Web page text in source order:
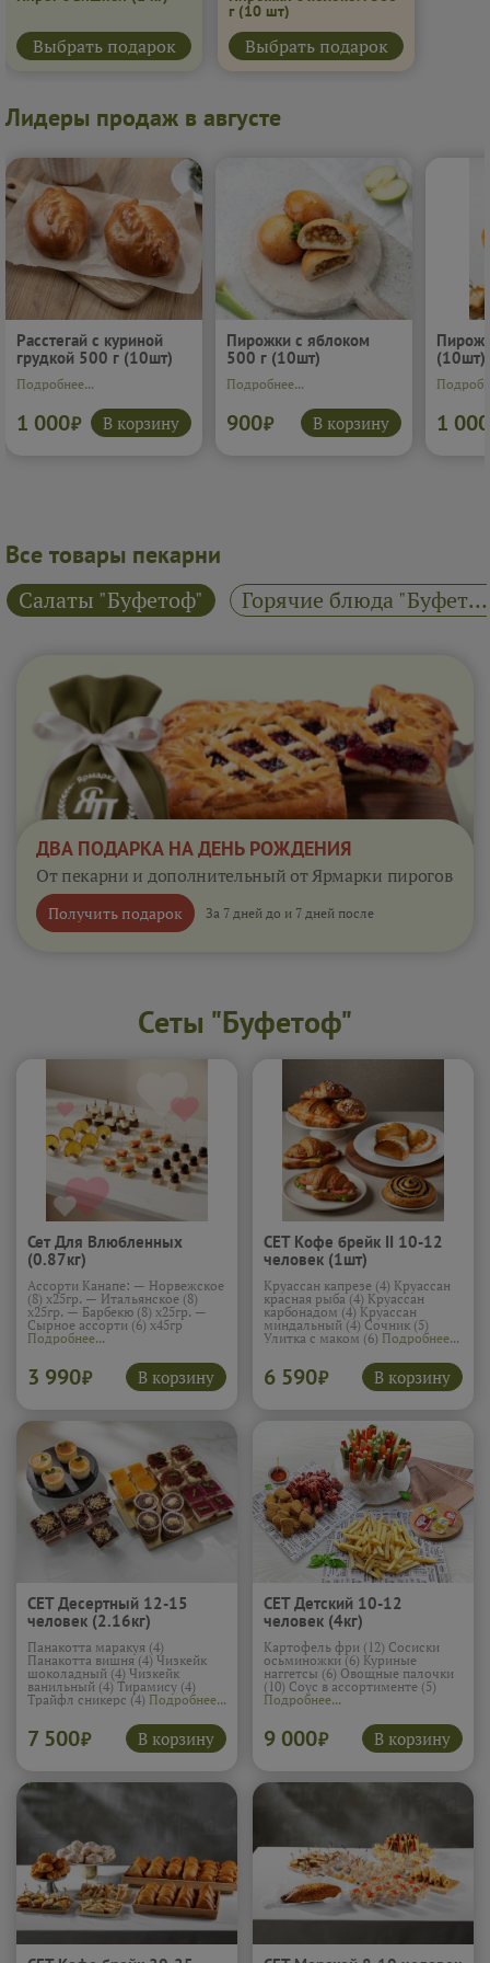
Выбрать подарок
г (10 шт)
Выбрать подарок
Лидеры продаж в августе
Расстегай с куриной
грудкой 500 г (10шт)
Подробнее...
1 000₽ В корзину
Пирожки с яблоком
500 г (10шт)
Подробнее...
900₽ В корзину
(10шт)
1 000
Все товары пекарни
Салаты "Буфетоф" Горячие блюда "Буфетоф"
ДВА ПОДАРКА НА ДЕНЬ РОЖДЕНИЯ
От пекарни и дополнительный от Ярмарки пирогов
Получить подарок За 7 дней до и 7 дней после
Сеты "Буфетоф"
Сет Для Влюбленных
(0.87кг)
Ассорти Канапе: — Норвежское
(8) х25гр. — Итальянское (8)
х25гр. — Барбекю (8) х25гр. —
Сырное ассорти (6) х45гр
Подробнее...
3 990₽ В корзину
СЕТ Кофе брейк II 10-12
человек (1шт)
Круассан капрезе (4) Круассан
красная рыба (4) Круассан
карбонадом (4) Круассан
миндальный (4) Сочник (5)
Улитка с маком (6) Подробнее...
6 590₽ В корзину
СЕТ Десертный 12-15
человек (2.16кг)
Панакотта маракуя (4)
Панакотта вишня (4) Чизкейк
шоколадный (4) Чизкейк
ванильный (4) Тирамису (4)
Трайфл сникерс (4) Подробнее...
7 500₽ В корзину
СЕТ Детский 10-12
человек (4кг)
Картофель фри (12) Сосиски
осьминожки (6) Куриные
наггетсы (6) Овощные палочки
(10) Соус в ассортименте (5)
Подробнее...
9 000₽ В корзину